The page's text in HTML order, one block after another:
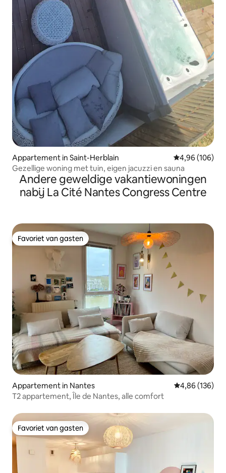
Appartement in Saint-Herblain Gemiddelde
4,96 (106)
Gezellige woning met tuin, eigen jacuzzi en sauna
Andere geweldige vakantiewoningen
nabij La Cité Nantes Congress Centre
Favoriet van gasten
Favoriet van gasten
Appartement in Nantes Gemiddelde
4,86 (136)
T2 appartement, Île de Nantes, alle comfort
Favoriet van gasten
Favoriet van gasten